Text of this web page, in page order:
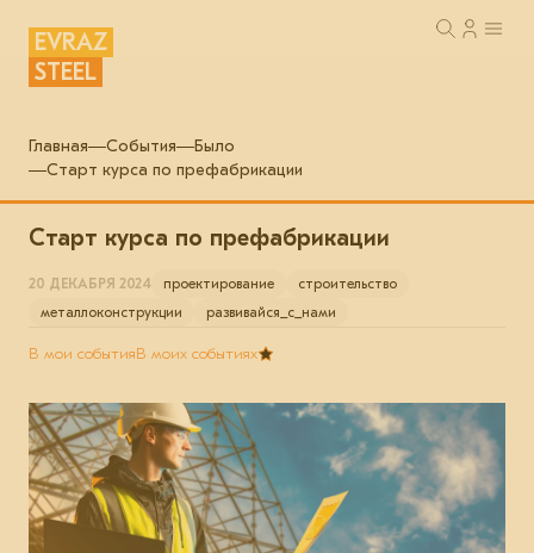
EVRAZ
STEEL
Главная События
Было
Старт курса по префабрикации
Старт курса по префабрикации
20 ДЕКАБРЯ 2024 проектирование
строительство
металлоконструкции
развивайся_с_нами
В мои событияВ моих событиях